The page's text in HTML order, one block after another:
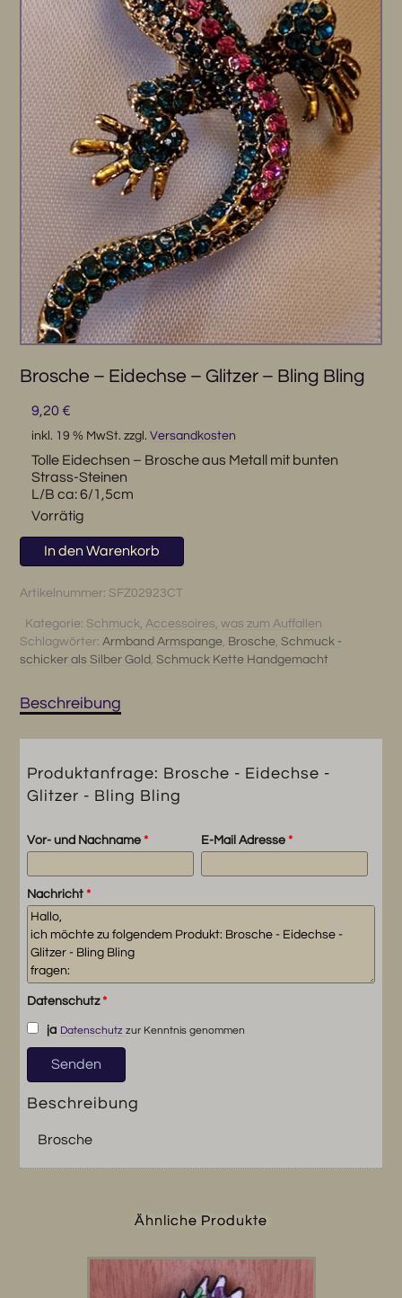
Brosche – Eidechse – Glitzer – Bling Bling
9,20 €
inkl. 19 % MwSt. zzgl. Versandkosten
Tolle Eidechsen – Brosche aus Metall mit bunten
Strass-Steinen
L/B ca: 6/1,5cm
Vorrätig
Brosche
-
Eidechse
Glitzer
-
Bling
Menge
In den Warenkorb
Artikelnummer: SFZ02923CT
Kategorie: Schmuck, Accessoires, was zum Auffallen
Schlagwörter:Armband Armspange Brosche ,Schmuck -
schicker als Silber Gold ,Schmuck Kette Handgemacht
Beschreibung
Produktanfrage: Brosche - Eidechse -
Glitzer - Bling Bling
Vor- und Nachname* E-Mail Adresse *
Nachricht*
Datenschutz*
ja Datenschutz zur Kenntnis genommen
Beschreibung
Brosche
Ähnliche Produkte